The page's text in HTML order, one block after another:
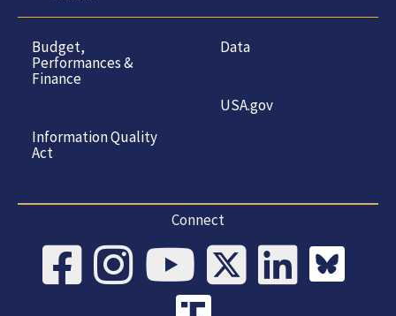
Budget,
Performances &
Finance
Information Quality
Act
Data
USA.gov
Connect